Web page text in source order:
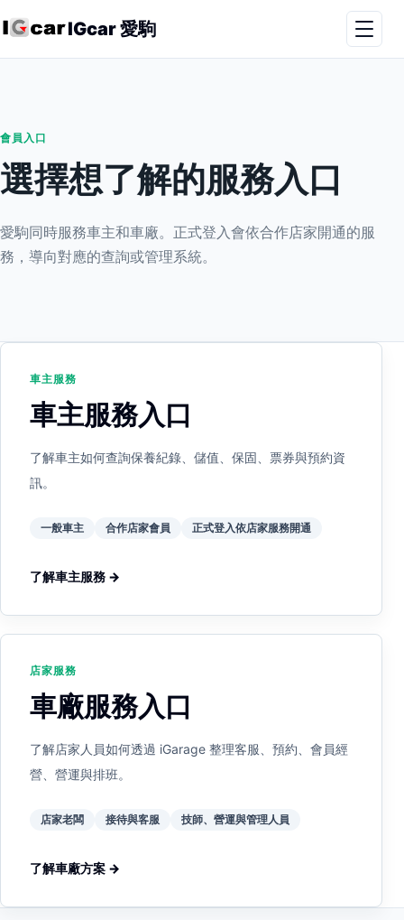
IGcar 愛駒
會員入口
選擇想了解的服務入口
愛駒同時服務車主和車廠。正式登入會依合作店家開通的服
務，導向對應的查詢或管理系統。
車主服務
車主服務入口
了解車主如何查詢保養紀錄、儲值、保固、票券與預約資
訊。
一般車主 合作店家會員 正式登入依店家服務開通
了解車主服務 →
店家服務
車廠服務入口
了解店家人員如何透過 iGarage 整理客服、預約、會員經
營、營運與排班。
店家老闆 接待與客服 技師、營運與管理人員
了解車廠方案 →